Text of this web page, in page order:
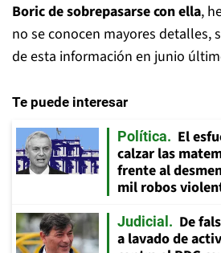
Boric de sobrepasarse con ella,
no se conocen mayores detalles,
de esta información en junio
Te puede interesar
Política
El
calzar las
frente al
mil robos
Judicial
De
a lavado de